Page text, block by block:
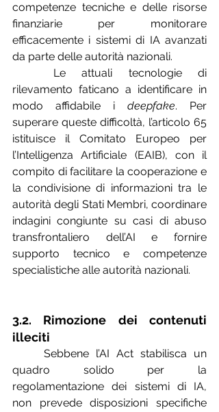
competenze tecniche e delle risorse
finanziarie per monitorare
efficacemente i sistemi di IA avanzati
da parte delle autorità nazionali.
rilevamento faticano a identificare in
modo affidabile i deepfake. Per
superare queste difficoltà, l’articolo 65
istituisce il Comitato Europeo per
l’Intelligenza Artificiale (EAIB), con il
compito di facilitare la cooperazione e
la condivisione di informazioni tra le
autorità degli Stati Membri, coordinare
indagini congiunte su casi di abuso
transfrontaliero dell’AI e fornire
supporto tecnico e competenze
specialistiche alle autorità nazionali.
3.2. Rimozione dei contenuti
illeciti
quadro solido per la
regolamentazione dei sistemi di IA,
non prevede disposizioni specifiche